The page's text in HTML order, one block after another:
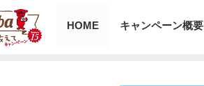
HOME キャンペーン概要